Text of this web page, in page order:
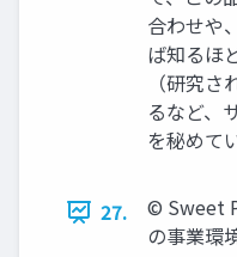
合わせや
ば知るほ
（研究
るなど、
を秘めて
27.
© Sweet
の事業環